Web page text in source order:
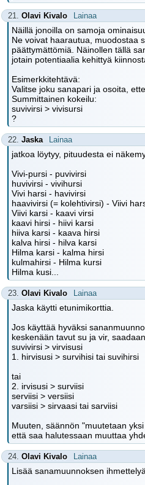
21. Olavi Kivalo Lainaa
Näillä jonoilla on samoja
Ne voivat haarautua, muodostaa
päättymättömiä. Näinollen tällä
jotain potentiaalia kehittyä
Esimerkkitehtävä:
Valitse joku sanapari ja osoita,
Summittainen kokeilu:
suvivirsi > vivisursi
?
22. Jaska Lainaa
jatkoa löytyy, pituudesta ei
Vivi-pursi - puvivirsi
huvivirsi - vivihursi
Vivi harsi - havivirsi
haavivirsi (= kolehtivirsi) - Viivi
Viivi karsi - kaavi virsi
kaavi hirsi - hiivi karsi
hiiva karsi - kaava hirsi
kalva hirsi - hilva karsi
Hilma karsi - kalma hirsi
kulmahirsi - Hilma kursi
Hilma kusi...
23. Olavi Kivalo Lainaa
Jaska käytti etunimikorttia.
Jos käyttää hyväksi
keskenään tavut su ja vir, saadaan
suvivirsi > virvisusi
1. hirvisusi > survihisi tai suvihirsi
tai
2. irvisusi > surviisi
serviisi > versiisi
varsiisi > sirvaasi tai sarviisi
Muuten, säännön "muutetaan
että saa halutessaan muuttaa
24. Olavi Kivalo Lainaa
Lisää sanamuunnoksen ihmettelyä.